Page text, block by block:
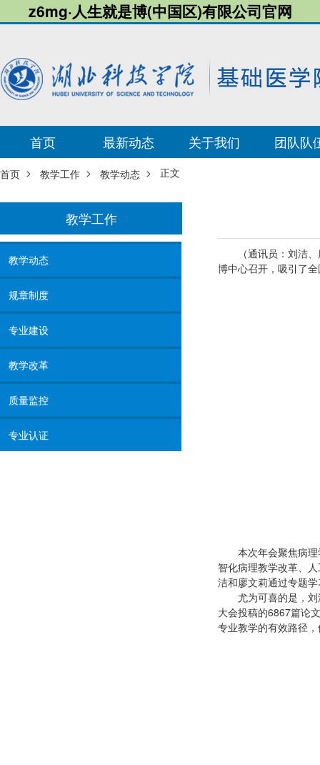
z6mg·人生就是博(中国区)有限公司官网
首页 最新动态 关于我们 团队队
首页 > 教学工作 > 教学动态 > 正文
教学工作
教学动态
规章制度
专业建设
教学改革
质量监控
专业认证
（通讯员：刘洁
博中心召开，吸引了
本次年会聚焦病
智化病理教学改革、
洁和廖文莉通过专题
尤为可喜的是，
大会投稿的6867篇论
专业教学的有效路径